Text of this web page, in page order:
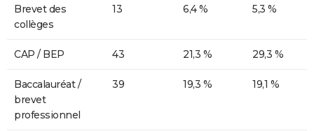
Brevet des
collèges
13 6,4 % 5,3 %
CAP / BEP 43 21,3 % 29,3 %
Baccalauréat /
brevet
professionnel
39 19,3 % 19,1 %